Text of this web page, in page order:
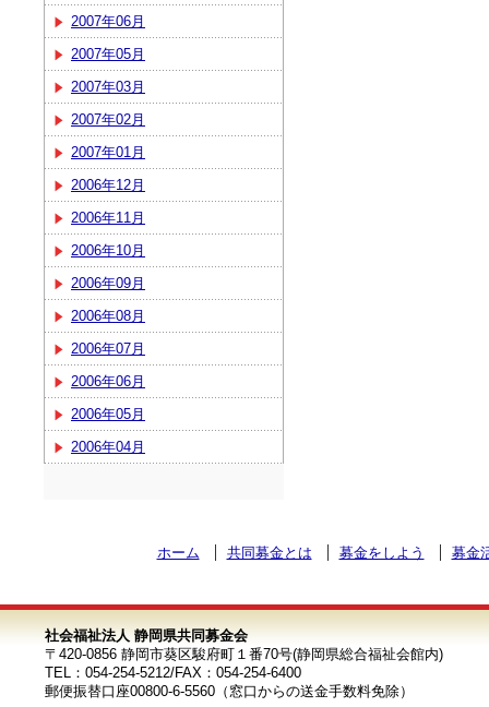
2007年06月
2007年05月
2007年03月
2007年02月
2007年01月
2006年12月
2006年11月
2006年10月
2006年09月
2006年08月
2006年07月
2006年06月
2006年05月
2006年04月
ホーム 共同募金とは 募金をしよう 募金
社会福祉法人 静岡県共同募金会
〒420-0856 静岡市葵区駿府町１番70号(静岡県総合福祉会館内)
TEL：054-254-5212/FAX：054-254-6400
郵便振替口座00800-6-5560（窓口からの送金手数料免除）